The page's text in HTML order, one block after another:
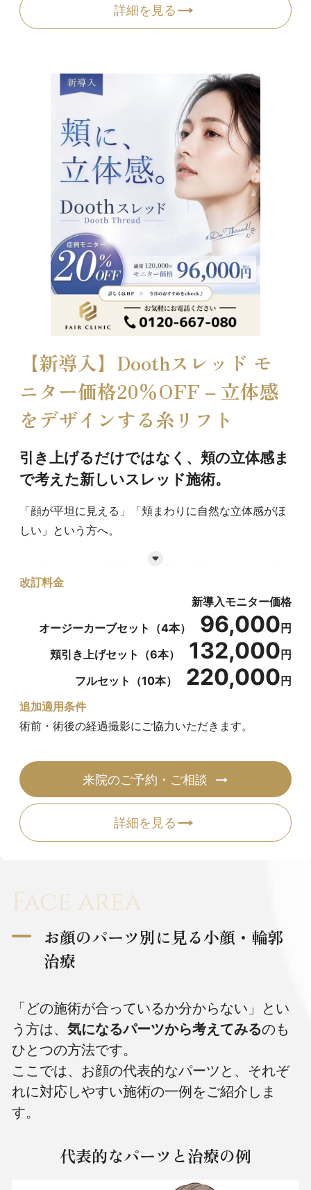
詳細を見る
【新導入】Doothスレッド モ
ニター価格20％OFF – 立体感
をデザインする糸リフト
引き上げるだけではなく、頬の立体感ま
で考えた新しいスレッド施術。
「顔が平坦に見える」「頬まわりに自然な立体感がほ
しい」という方へ。
導入しました。
Doothスレッドは、頬を引き上げることに加え、お顔
の立体感や自然なオージーカーブを意識して糸を配置
頬の立体感を意識した4本のオージーカーブセットを
はじめ、頬の引き上げを組み合わせた6本セット、お
しています。
新導入に伴い、現在は症例撮影にご協力いただける方
を対象に、各セットを通常価格から20％OFFのモニタ
ー価格でご案内します。
ます。
改訂料金
新導入モニター価格
オージーカーブセット（4本）
96,000 円
頬引き上げセット（6本）
132,000 円
フルセット（10本）
220,000 円
追加適用条件
術前・術後の経過撮影にご協力いただきます。
来院のご予約・ご相談
詳細を見る
Face area
お顔のパーツ別に見る小顔・輪郭
治療
「どの施術が合っているか分からない」とい
う方は、気になるパーツから考えてみるのも
ひとつの方法です。
ここでは、お顔の代表的なパーツと、それぞ
れに対応しやすい施術の一例をご紹介しま
す。
代表的なパーツと治療の例